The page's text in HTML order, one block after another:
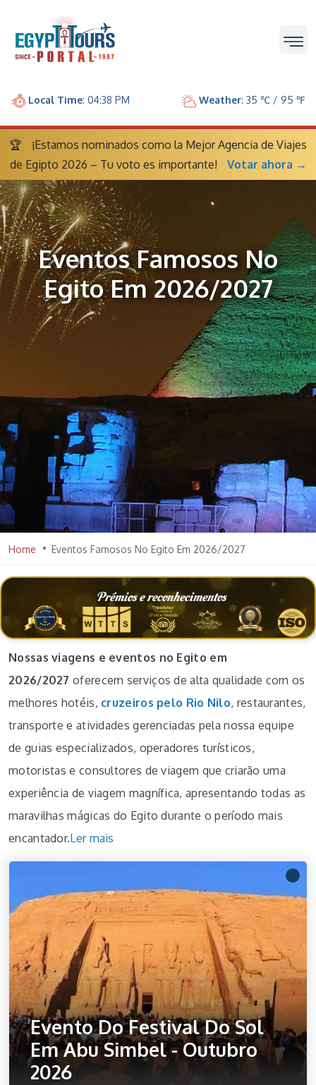
Local Time: 04:38 PM Weather: 35 ℃ / 95 ℉
🏆
¡Estamos nominados como la Mejor Agencia de Viajes
de Egipto 2026 – Tu voto es importante!
Votar ahora →
Eventos Famosos No
Egito Em 2026/2027
Home Eventos Famosos No Egito Em 2026/2027
Prémios e reconhecimentos
Nossas viagens e eventos no Egito em
2026/2027 oferecem serviços de alta qualidade com os
melhores hotéis, cruzeiros pelo Rio Nilo, restaurantes,
transporte e atividades gerenciadas pela nossa equipe
de guias especializados, operadores turísticos,
motoristas e consultores de viagem que criarão uma
experiência de viagem magnífica, apresentando todas as
maravilhas mágicas do Egito durante o período mais
encantador.Ler mais
Evento Do Festival Do Sol
Em Abu Simbel - Outubro
2026